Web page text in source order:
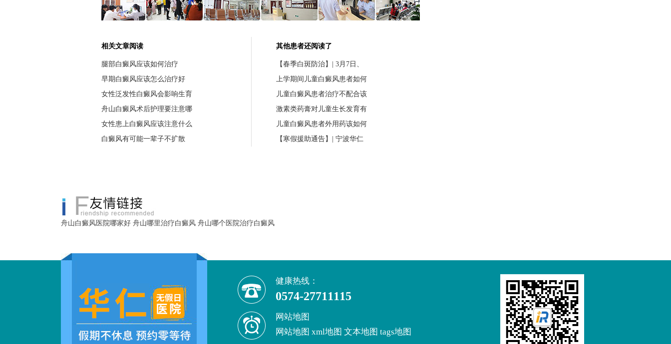
相关文章阅读
腿部白癜风应该如何治疗
早期白癜风应该怎么治疗好
女性泛发性白癜风会影响生育
舟山白癜风术后护理要注意哪
女性患上白癜风应该注意什么
白癜风有可能一辈子不扩散
其他患者还阅读了
【春季白斑防治】| 3月7日、
上学期间儿童白癜风患者如何
儿童白癜风患者治疗不配合该
激素类药膏对儿童生长发育有
儿童白癜风患者外用药该如何
【寒假援助通告】| 宁波华仁
舟山白癜风医院哪家好 舟山哪里治疗白癜风 舟山哪个医院治疗白癜风
健康热线：
0574-27711115
网站地图
网站地图 xml地图 文本地图 tags地图